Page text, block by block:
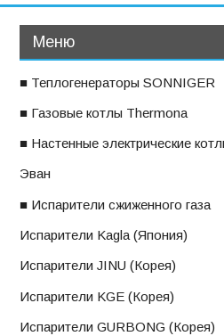
■ Теплогенераторы SONNIGER
■ Газовые котлы Thermona
■ Настенные электрические
ㅤЭван
■ Испарители сжиженного газа
ㅤИспарители Kagla (Япония)
ㅤИспарители JINU (Корея)
ㅤИспарители KGE (Корея)
ㅤИспарители GURBONG (Корея)